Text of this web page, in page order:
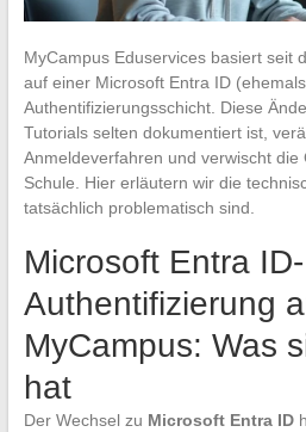
MyCampus Eduservices basiert seit
auf einer Microsoft Entra ID
Authentifizierungsschicht. Diese
Tutorials selten dokumentiert ist,
Anmeldeverfahren und verwischt die
Schule. Hier erläutern wir die
tatsächlich problematisch sind.
Microsoft Entra ID-
Authentifizierung
MyCampus: Was
hat
Der Wechsel zu Microsoft Entra ID